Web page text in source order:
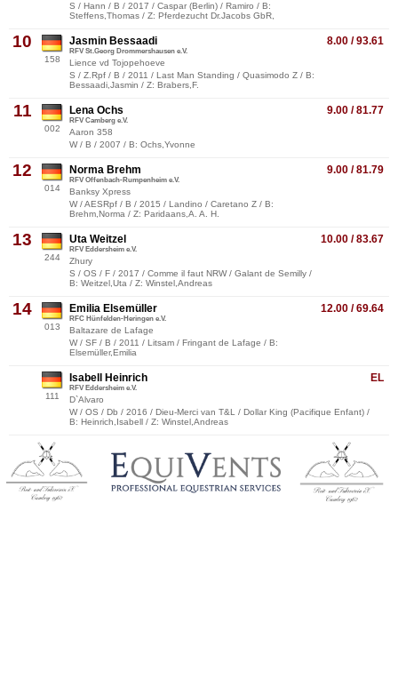
S / Hann / B / 2017 / Caspar (Berlin) / Ramiro / B:
Steffens,Thomas / Z: Pferdezucht Dr.Jacobs GbR,
10
158
8.00 / 93.61
Jasmin Bessaadi
RFV St.Georg Drommershausen e.V.
Lience vd Tojopehoeve
S / Z.Rpf / B / 2011 / Last Man Standing / Quasimodo Z / B:
Bessaadi,Jasmin / Z: Brabers,F.
11
002
9.00 / 81.77
Lena Ochs
RFV Camberg e.V.
Aaron 358
W / B / 2007 / B: Ochs,Yvonne
12
014
9.00 / 81.79
Norma Brehm
RFV Offenbach-Rumpenheim e.V.
Banksy Xpress
W / AESRpf / B / 2015 / Landino / Caretano Z / B:
Brehm,Norma / Z: Paridaans,A. A. H.
13
244
10.00 / 83.67
Uta Weitzel
RFV Eddersheim e.V.
Zhury
S / OS / F / 2017 / Comme il faut NRW / Galant de Semilly /
B: Weitzel,Uta / Z: Winstel,Andreas
14
013
12.00 / 69.64
Emilia Elsemüller
RFC Hünfelden-Heringen e.V.
Baltazare de Lafage
W / SF / B / 2011 / Litsam / Fringant de Lafage / B:
Elsemüller,Emilia
111
EL
Isabell Heinrich
RFV Eddersheim e.V.
D`Alvaro
W / OS / Db / 2016 / Dieu-Merci van T&L / Dollar King (Pacifique Enfant) /
B: Heinrich,Isabell / Z: Winstel,Andreas